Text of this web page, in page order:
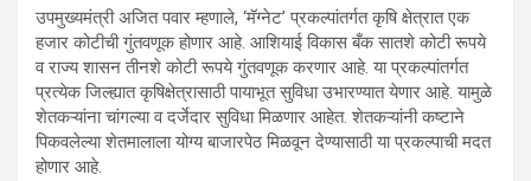
उपमुख्यमंत्री अजित पवार म्हणाले, ‘मॅग्नेट’ प्रकल्पांतर्गत कृषि क्षेत्रात एक
हजार कोटीची गुंतवणूक होणार आहे. आशियाई विकास बँक सातशे कोटी रूपये
व राज्य शासन तीनशे कोटी रूपये गुंतवणूक करणार आहे. या प्रकल्पांतर्गत
प्रत्येक जिल्ह्यात कृषिक्षेत्रासाठी पायाभूत सुविधा उभारण्यात येणार आहे. यामुळे
शेतकऱ्यांना चांगल्या व दर्जेदार सुविधा मिळणार आहेत. शेतकऱ्यांनी कष्टाने
पिकवलेल्या शेतमालाला योग्य बाजारपेठ मिळवून देण्यासाठी या प्रकल्पाची मदत
होणार आहे.